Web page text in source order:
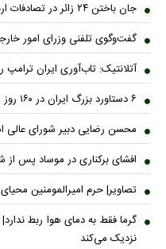
جان باختن ۲۴ زائر در تصادفات اربعینی؛ ۶۷ میلیون تردد ثبت شد
گفت‌وگوی تلفنی وزرای امور
آتلانتیک: تاب‌آوری ایران ترامپ
۶ دستاورد بزرگ ایران در ۱۶۰ روز رهبری آیت‌الله سید مجتبی خامنه‌ای
محسن رضایی دبیر شورای عالی
افشای برکناری در موساد پس از
تصاویر| حرم امیرالمومنین
گرما فقط به دمای هوا ربط
نزدیک می‌کند